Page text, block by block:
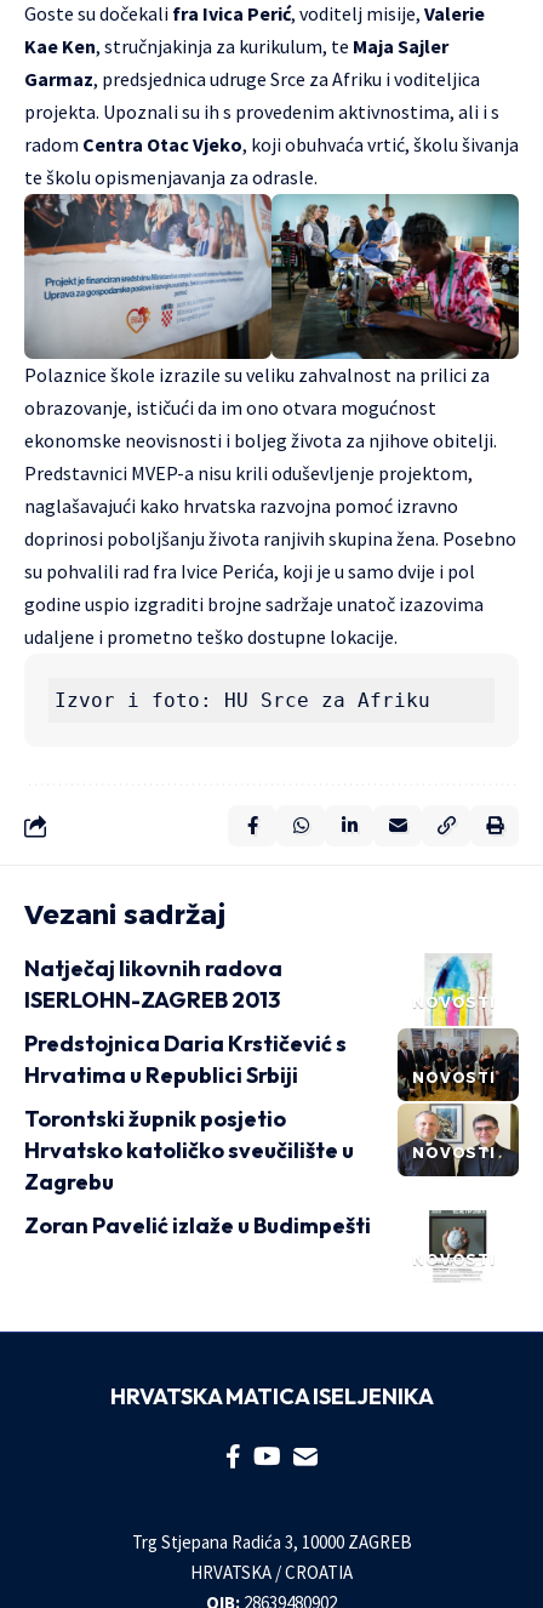
Goste su dočekali fra Ivica Perić, voditelj misije, Valerie
Kae Ken, stručnjakinja za kurikulum, te Maja Sajler
Garmaz, predsjednica udruge Srce za Afriku i voditeljica
projekta. Upoznali su ih s provedenim aktivnostima, ali i s
radom Centra Otac Vjeko, koji obuhvaća vrtić, školu šivanja
te školu opismenjavanja za odrasle.
Polaznice škole izrazile su veliku zahvalnost na prilici za
obrazovanje, ističući da im ono otvara mogućnost
ekonomske neovisnosti i boljeg života za njihove obitelji.
Predstavnici MVEP-a nisu krili oduševljenje projektom,
naglašavajući kako hrvatska razvojna pomoć izravno
doprinosi poboljšanju života ranjivih skupina žena. Posebno
su pohvalili rad fra Ivice Perića, koji je u samo dvije i pol
godine uspio izgraditi brojne sadržaje unatoč izazovima
udaljene i prometno teško dostupne lokacije.
Izvor i foto: HU Srce za Afriku
Vezani sadržaj
NOVOSTI
Natječaj likovnih radova
ISERLOHN-ZAGREB 2013
NOVOSTI
Predstojnica Daria Krstičević s
Hrvatima u Republici Srbiji
NOVOSTI
Torontski župnik posjetio
Hrvatsko katoličko sveučilište u
Zagrebu
NOVOSTI
Zoran Pavelić izlaže u Budimpešti
HRVATSKA MATICA ISELJENIKA
Trg Stjepana Radića 3, 10000 ZAGREB
HRVATSKA / CROATIA
OIB: 28639480902